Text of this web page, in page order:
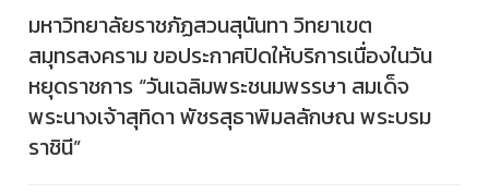
มหาวิทยาลัยราชภัฏสวนสุนันทา วิทยาเขต
สมุทรสงคราม ขอประกาศปิดให้บริการเนื่องในวัน
หยุดราชการ “วันเฉลิมพระชนมพรรษา สมเด็จ
พระนางเจ้าสุทิดา พัชรสุธาพิมลลักษณ พระบรม
ราชินี”